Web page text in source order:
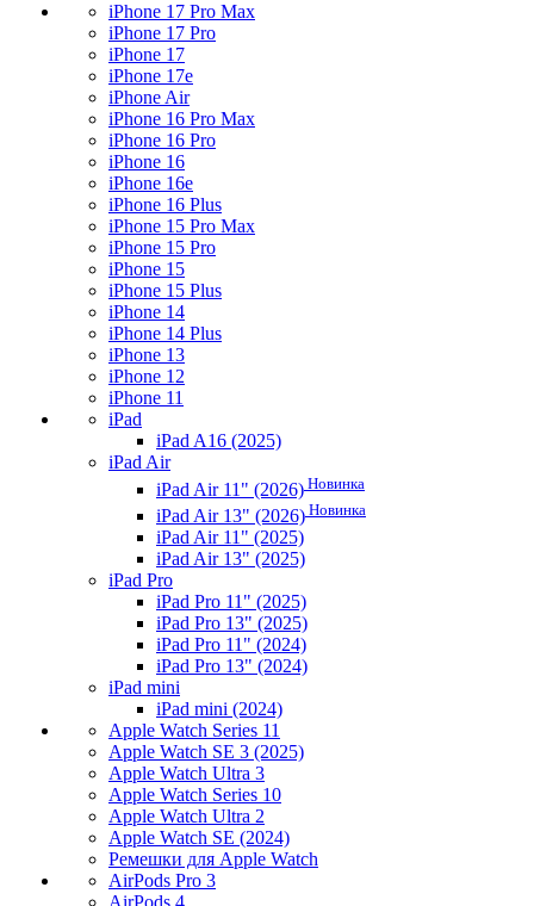
iPhone 17 Pro Max
iPhone 17 Pro
iPhone 17
iPhone 17e
iPhone Air
iPhone 16 Pro Max
iPhone 16 Pro
iPhone 16
iPhone 16e
iPhone 16 Plus
iPhone 15 Pro Max
iPhone 15 Pro
iPhone 15
iPhone 15 Plus
iPhone 14
iPhone 14 Plus
iPhone 13
iPhone 12
iPhone 11
iPad
iPad A16 (2025)
iPad Air
iPad Air 11" (2026) Новинка
iPad Air 13" (2026) Новинка
iPad Air 11" (2025)
iPad Air 13" (2025)
iPad Pro
iPad Pro 11" (2025)
iPad Pro 13" (2025)
iPad Pro 11" (2024)
iPad Pro 13" (2024)
iPad mini
iPad mini (2024)
Apple Watch Series 11
Apple Watch SE 3 (2025)
Apple Watch Ultra 3
Apple Watch Series 10
Apple Watch Ultra 2
Apple Watch SE (2024)
Ремешки для Apple Watch
AirPods Pro 3
AirPods 4